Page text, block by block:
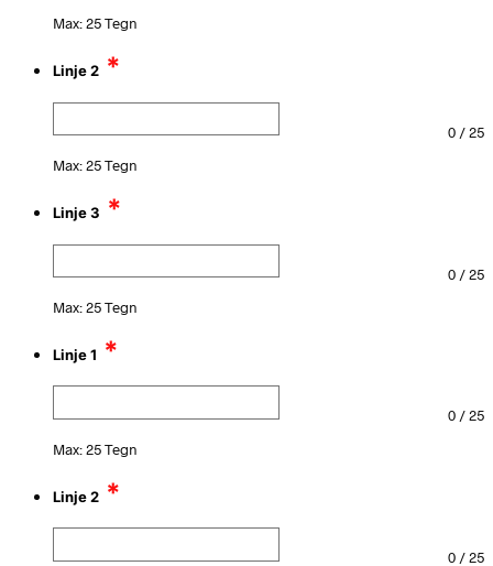
Max: 25 Tegn
Linje 2 *
0 /25
Max: 25 Tegn
Linje 3 *
0 /25
Max: 25 Tegn
Linje 1 *
0 /25
Max: 25 Tegn
Linje 2 *
0 /25